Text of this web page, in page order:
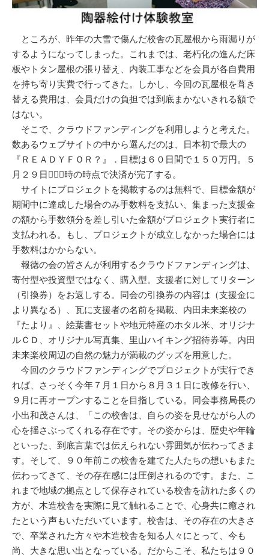
ところが、昨年の大雪で傷んだ校舎の瓦屋根から雨漏りが
するようになってしまった。これまでは、老朽化の進んだ床
板やトタン屋根の張り替え、内装工事などを会員が各自費用
を持ち寄り実費で行ってきた。しかし、今回の瓦屋根を葺き
替える費用は、会員だけの負担では到底まかないきれる額で
はない。
そこで、クラウドファンディングを利用しようと考えた。
数あるウェブサイトの中から選んだのは、日本初で最大の
『ＲＥＡＤＹＦＯＲ？』．目標は６０日間で１５０万円。５
月２９日２３時の時点で決済が完了する。
サイトにプロジェクトを掲載するのは無料で、目標金額が
期間中に達成した場合のみ手数料を支払い、集まった支援金
の額から手数領分を差し引いた金額がプロジェクト実行者に
支払われる。もし、プロジェクトが成立しなかった場合には
手数料はかからない。
報徳の会の皆さんが利用するクラウドファンディングは、
寄付型や投資型ではなく、購入型。支援者に対してリターン
（引換券）をお返しする。同会の引換券の内容は（支援金に
より異なる）、瓦に支援者の名前を掲載、内田未来楽校の
『たより』、絵葉書セットや地元特産のホタル米、オリジナ
ルＣＤ、オリジナル写真集、里山ハイキング招待券等。内田
未来楽校周辺の自然の魅力が満載のグッズを用意した。
今回のクラウドファンディングでプロジェクトが実行でき
れば、さっそく今年７月１日から８月３１日に改修を行い、
９月に再オープンすることを目指している。同会事務局長の
小出和茂さんは、「この校舎は、自らの姿を見せながら人の
心を揺さぶってくれる存在です。その姿からは、歴史や年輪
といった、到底言葉では伝えられない雰囲気が伝わってきま
す。そして、９０年前この校舎を建てた人たちの想いもまた
伝わってきて、その存在感には圧倒されるのです。また、こ
れまで地域の拠点として保存されている校舎を訪れた多くの
方が、木造校舎を実際に見て触れることで、心身共に癒され
たという声もいただいています。校舎は、その存在の大きさ
で、卒業された方々や木造校舎を知る人々にとって、今も
尚、大きな思い出となっている。だからこそ、私たちは９０